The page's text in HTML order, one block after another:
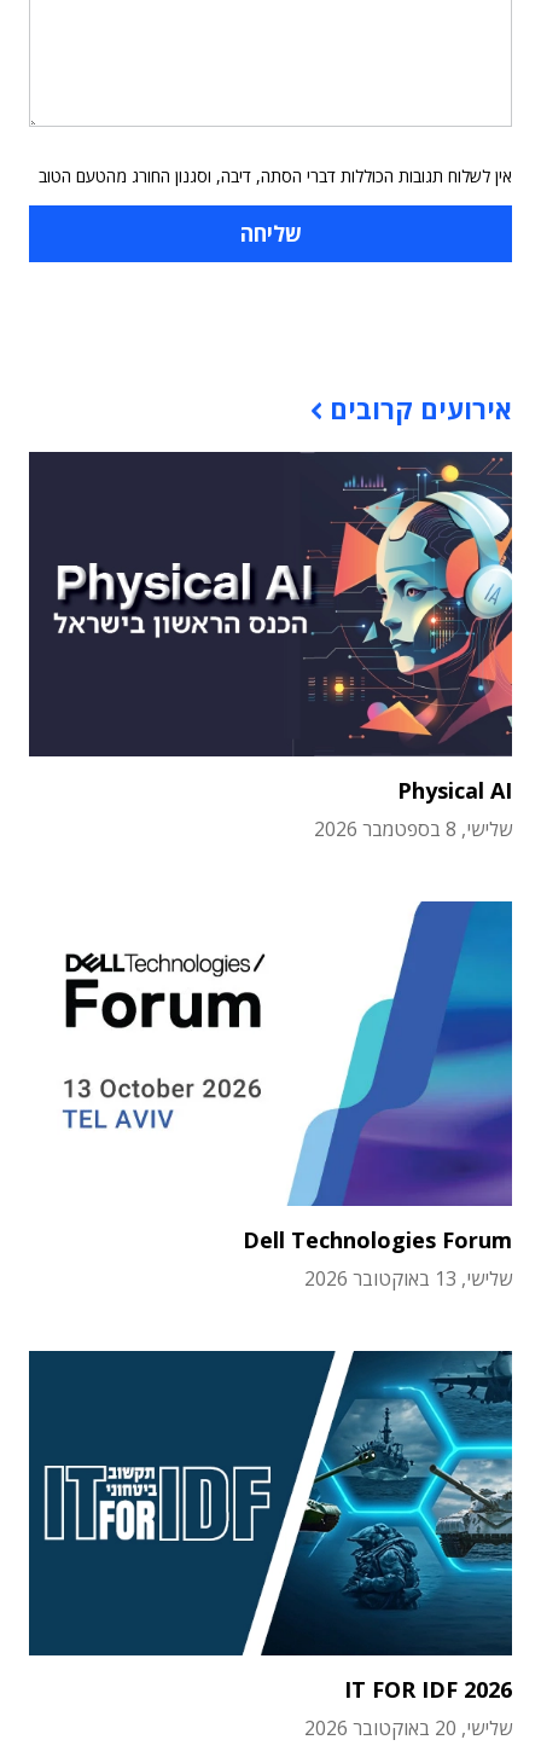
אין לשלוח תגובות הכוללות דברי הסתה, דיבה, וסגנון החורג מהטעם הטוב
אירועים קרובים
Physical AI
שלישי, 8 בספטמבר 2026
Dell Technologies Forum
שלישי, 13 באוקטובר 2026
IT FOR IDF 2026
שלישי, 20 באוקטובר 2026